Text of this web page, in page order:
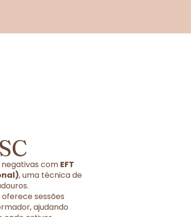
negativas com EFT
, uma técnica de
sessões
ajudando